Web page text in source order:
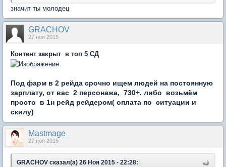
значит ты молодец
GRACHOV
27 ноя 2015
Контент закрыт в топ 5 СД
Под фарм в 2 рейда срочно ищем людей на постоянную
зарплату, от вас 2 персонажа, 730+. либо возьмём
просто в 1н рейд рейдером( оплата по ситуации и
скилу)
Mastmage
27 ноя 2015
GRACHOV сказал(а) 26 Ноя 2015 - 22:28: